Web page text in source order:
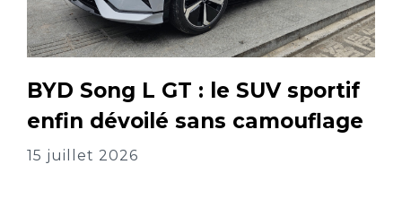
BYD Song L GT : le SUV sportif
enfin dévoilé sans camouflage
15 juillet 2026